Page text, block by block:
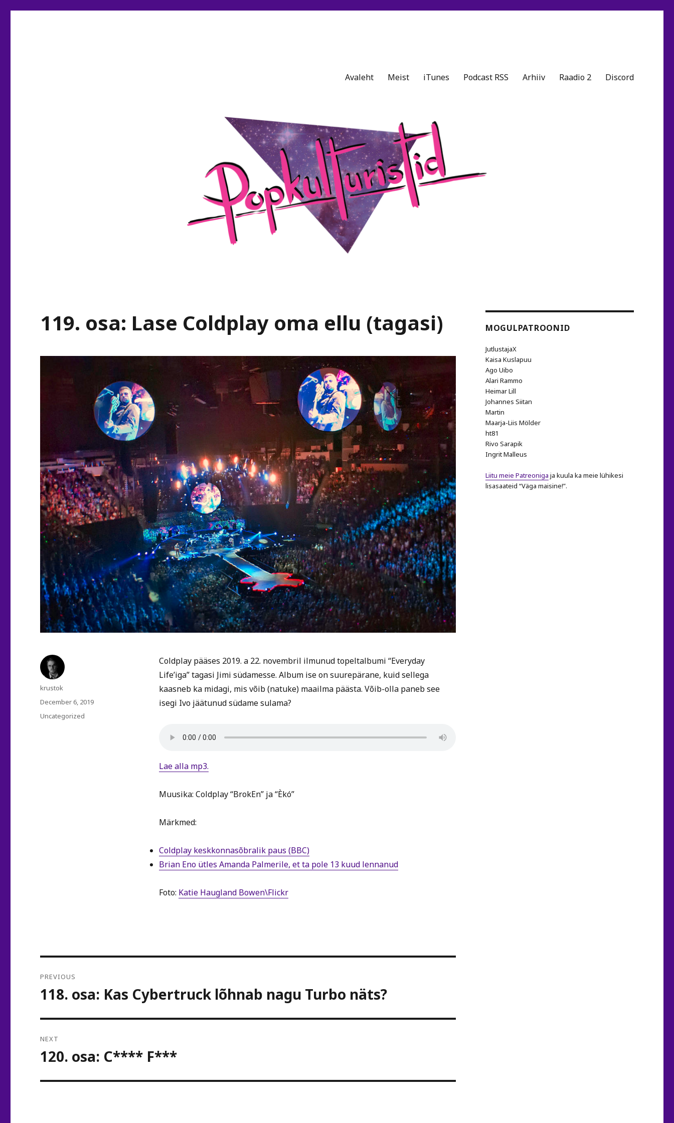
Avaleht Meist iTunes Podcast RSS Arhiiv Raadio 2 Discord
119. osa: Lase Coldplay oma ellu (tagasi)
Coldplay pääses 2019. a 22. novembril ilmunud topeltalbumi “Everyday
Life’iga” tagasi Jimi südamesse. Album ise on suurepärane, kuid sellega
kaasneb ka midagi, mis võib (natuke) maailma päästa. Võib-olla paneb see
isegi Ivo jäätunud südame sulama?
Lae alla mp3.
Muusika: Coldplay “BrokEn” ja “Èkó”
Märkmed:
Coldplay keskkonnasõbralik paus (BBC)
Brian Eno ütles Amanda Palmerile, et ta pole 13 kuud lennanud
Foto: Katie Haugland Bowen\Flickr
Author
krustok
Posted
on
December 6, 2019
Categories
Uncategorized
navigation
PREVIOUS
Previous
118. osa: Kas Cybertruck lõhnab nagu Turbo näts?
NEXT
Next
120. osa: C**** F***
MOGULPATROONID
JutlustajaX
Kaisa Kuslapuu
Ago Uibo
Alari Rammo
Heimar Lill
Johannes Siitan
Martin
Maarja-Liis Mölder
ht81
Rivo Sarapik
Ingrit Malleus
Liitu meie Patreoniga ja kuula ka meie lühikesi
lisasaateid “Väga maisine!”.